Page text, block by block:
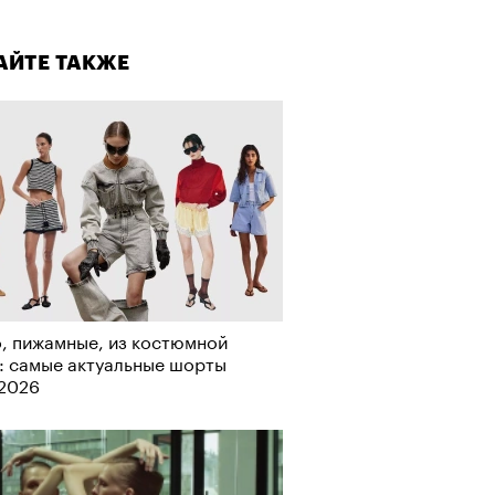
ТАКЖЕ
пижамные, из костюмной
самые актуальные шорты
ТАКЖЕ